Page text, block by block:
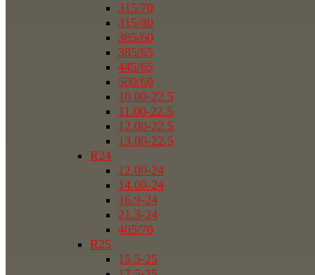
315/70
315/80
385/60
385/65
445/65
500/60
10.00-22.5
11.00-22.5
12.00-22.5
13.00-22.5
R24
12.00-24
14.00-24
16.9-24
21.3-24
405/70
R25
15.5-25